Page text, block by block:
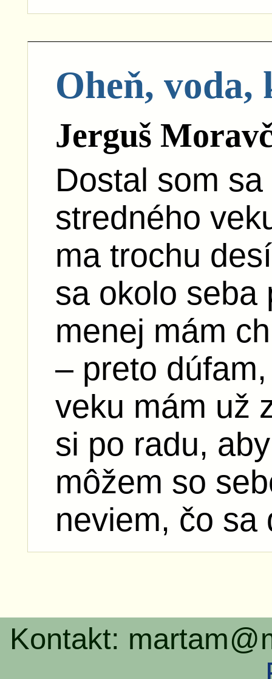
Oheň, voda,
Jerguš
Dostal som
stredného
ma trochu
sa okolo seba
menej mám
– preto
veku mám už
si po radu,
môžem so
neviem, čo sa
Kontakt: martam@